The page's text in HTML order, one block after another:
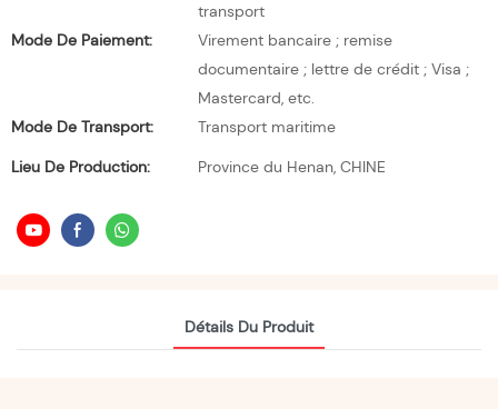
transport
Mode De Paiement:
Virement bancaire ; remise
documentaire ; lettre de crédit ; Visa ;
Mastercard, etc.
Mode De Transport:
Transport maritime
Lieu De Production:
Province du Henan, CHINE
Détails Du Produit